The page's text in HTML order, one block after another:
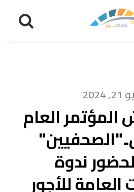
العام
ندوة
للأجور